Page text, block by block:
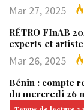
Mar 27, 2025
RÉTRO FInAB
experts et
Mar 26, 2025
Bénin : compte
du mercredi 26